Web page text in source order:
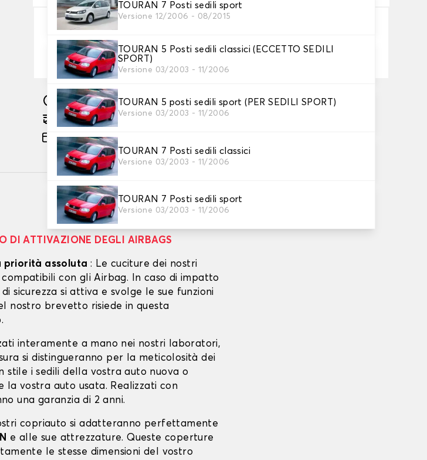
TOURAN 7 Posti sedili sport
Versione 12/2006 - 08/2015
TOURAN 5 Posti sedili classici (ECCETTO SEDILI
SPORT)
Versione 03/2003 - 11/2006
TOURAN 5 posti sedili sport (PER SEDILI SPORT)
Versione 03/2003 - 11/2006
TOURAN 7 Posti sedili classici
Versione 03/2003 - 11/2006
TOURAN 7 Posti sedili sport
Versione 03/2003 - 11/2006
-25% 152,49 €
Aggiungi al carrello
Fabbricazione sotto 15 giorni lavorativi
Consegna gratuita stimata su 02/09/2026
Pagamento in 3x gratuito, a partire da 60 euro di acquisto.
DI ATTIVAZIONE DEGLI AIRBAGS
priorità assoluta : Le cuciture dei nostri
con gli Airbag. In caso di impatto
sicurezza si attiva e svolge le sue funzioni
nostro brevetto risiede in questa
interamente a mano nei nostri laboratori,
si distingueranno per la meticolosità dei
i sedili della vostra auto nuova o
vostra auto usata. Realizzati con
una garanzia di 2 anni.
copriauto si adatteranno perfettamente
e alle sue attrezzature. Queste coperture
le stesse dimensioni del vostro